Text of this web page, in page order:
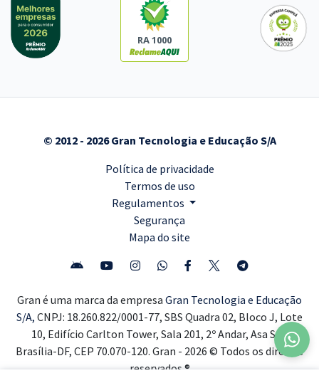
RA 1000
© 2012 - 2026 Gran Tecnologia e Educação S/A
Política de privacidade
Termos de uso
Regulamentos
Segurança
Mapa do site
Gran é uma marca da empresa Gran Tecnologia e Educação
S/A, CNPJ: 18.260.822/0001-77, SBS Quadra 02, Bloco J, Lote
10, Edifício Carlton Tower, Sala 201, 2º Andar, Asa Sul,
Brasília-DF, CEP 70.070-120. Gran - 2026 © Todos os direitos
reservados ®